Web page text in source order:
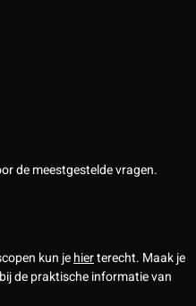
de meestgestelde vragen.
kun jehierterecht. Maak je
de praktische informatie van